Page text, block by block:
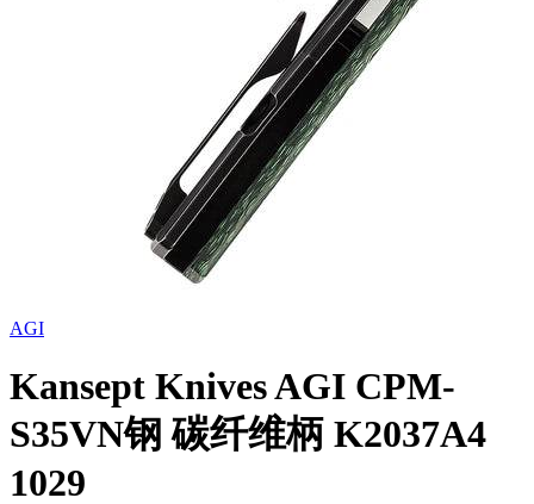
AGI
Kansept Knives AGI CPM-
S35VN钢 碳纤维柄 K2037A4
1029